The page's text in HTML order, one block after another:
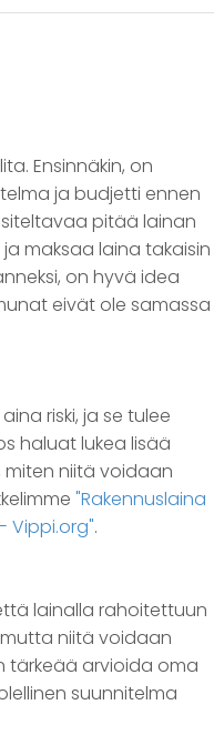
Ensinnäkin, on
ja budjetti ennen
pitää lainan
maksaa laina takaisin
on hyvä idea
eivät ole samassa
riski, ja se tulee
haluat lukea lisää
miten niitä voidaan
"Rakennuslaina
Vippi.org".
lainalla rahoitettuun
mutta niitä voidaan
tärkeää arvioida oma
suunnitelma